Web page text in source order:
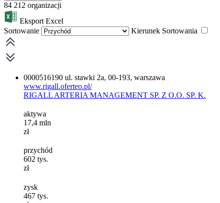
84 212 organizacji
Eksport Excel
Sortowanie
Kierunek Sortowania
0000516190 ul. stawki 2a, 00-193, warszawa
www.rigall.oferteo.pl/
RIGALL ARTERIA MANAGEMENT SP. Z O.O. SP. K.
aktywa
17,4 mln
zł
przychód
602 tys.
zł
zysk
467 tys.